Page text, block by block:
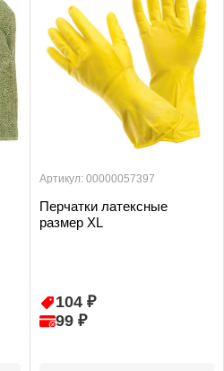
Артикул: 00000057397
Перчатки латексные
размер XL
104 ₽
99 ₽